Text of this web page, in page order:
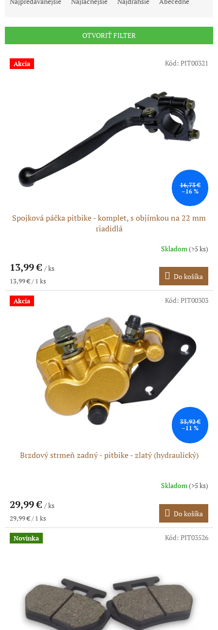
i
OTVORIŤ FILTER
V Akcia
16,73 €
–16 %
Spojková páčka pitbike - komplet, s objímkou na 22 mm
riadidlá
produktu
je
5,0
z
5
Skladom(>5 ks)
13,99 € / ks
Jednotková
cena:
13,99 € / 1 ks Do košíka
Kód: PIT00321
Akcia
33,92 €
–11 %
Brzdový strmeň zadný - pitbike - zlatý (hydraulický)
produktu
je
5,0
z
5
Skladom(>5 ks)
29,99 € / ks
Jednotková
cena:
29,99 € / 1 ks Do košíka
Kód: PIT00303
Novinka Kód: PIT03526